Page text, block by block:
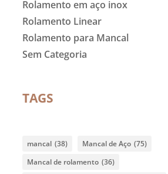
Rolamento em aço inox
Rolamento Linear
Rolamento para Mancal
Sem Categoria
TAGS
mancal (38) Mancal de Aço (75)
Mancal de rolamento (36)